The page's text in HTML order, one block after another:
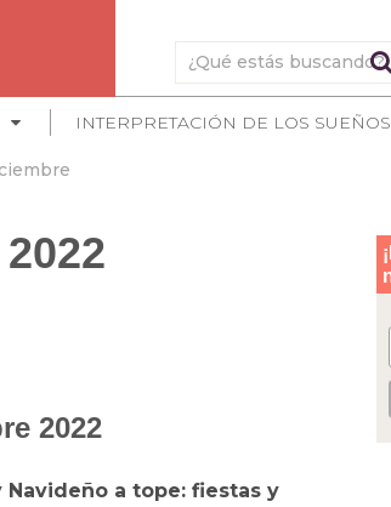
INTERPRETACIÓN DE LOS SUEÑOS
2022
a tope: fiestas y